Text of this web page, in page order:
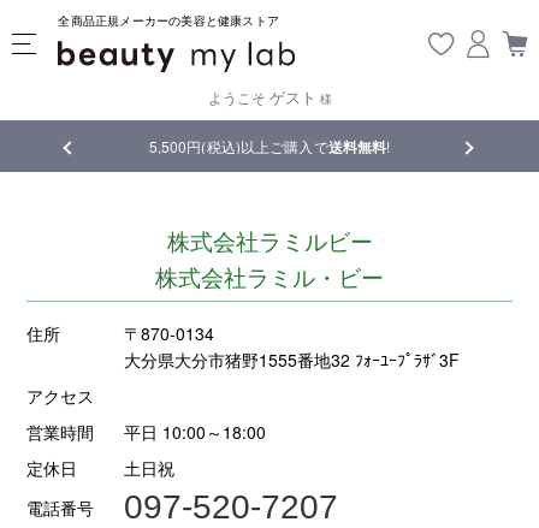
全商品正規メーカーの美容と健康ストア
ようこそ ゲスト 様
5,500円(税込)以上ご購入で送料無料! 【重要】
株式会社ラミルビー
株式会社ラミル・ビー
住所
〒870-0134
大分県大分市猪野1555番地32 ﾌｫｰﾕｰﾌﾟﾗｻﾞ3F
アクセス
営業時間
平日 10:00～18:00
定休日
土日祝
電話番号
097-520-7207